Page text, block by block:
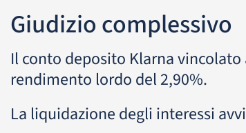
Giudizio complessivo
Il conto deposito Klarna
rendimento lordo del 2,90%.
La liquidazione degli interessi